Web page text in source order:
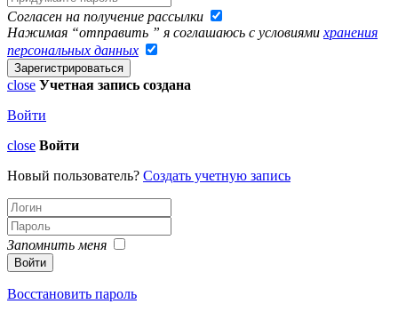
Согласен на получение рассылки
Нажимая “отправить ” я соглашаюсь с условиями хранения
персональных данных
close Учетная запись создана
Войти
close Войти
Новый пользователь? Создать учетную запись
Запомнить меня
Восстановить пароль